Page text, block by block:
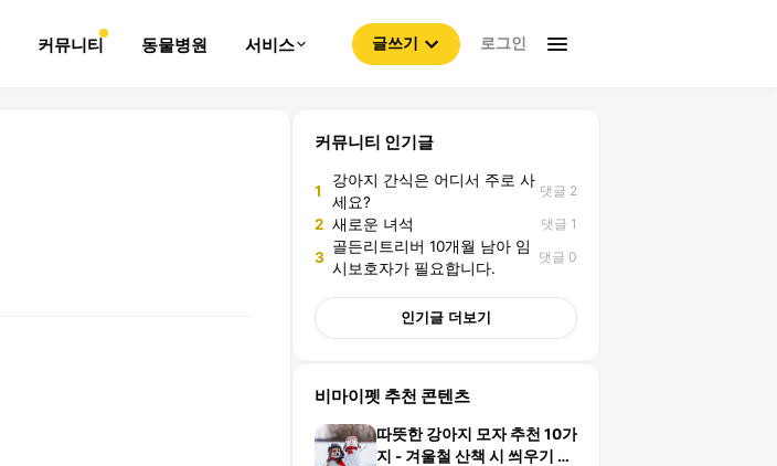
커뮤니티 동물병원 서비스 글쓰기 로그인
커뮤니티 인기글
1
강아지 간식은 어디서 주로 사
세요?
댓글 2
2 새로운 녀석 댓글 1
3
골든리트리버 10개월 남아 임
시보호자가 필요합니다.
댓글 0
인기글 더보기
비마이펫 추천 콘텐츠
따뜻한 강아지 모자 추천 10가
지 - 겨울철 산책 시 씌우기 좋